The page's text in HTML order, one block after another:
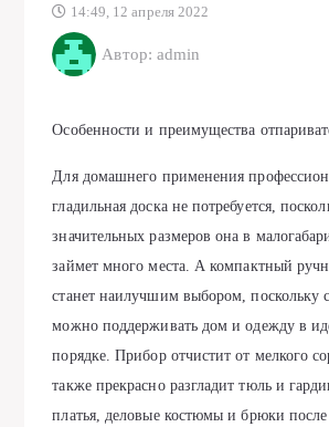
14:49, 12 апреля 2022
Автор: admin
Особенности и преимущества
Для домашнего применения
гладильная доска не потребуется,
значительных размеров она в
займет много места. А компактный
станет наилучшим выбором, поскольку
можно поддерживать дом и одежду в
порядке. Прибор отчистит от мелкого
также прекрасно разгладит тюль и
платья, деловые костюмы и брюки